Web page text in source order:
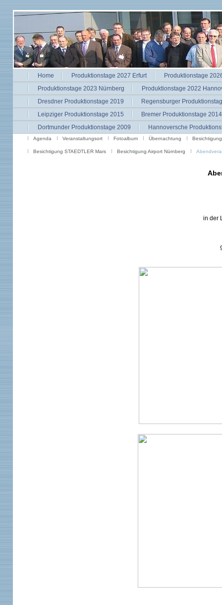
Home Produktionstage 2027 Erfurt
Produktionstage
Produktionstage 2023 Nürnberg
Produktionstage 2022
Dresdner Produktionstage 2019
Regensburger
Leipziger Produktionstage 2015
Bremer Produktionstage 2014
Dortmunder Produktionstage 2009
Hannoversche
Agenda Veranstaltungsort Fotoalbum Übernachtung
Besichtigung STAEDTLER Mars Besichtigung Airport Nürnberg
in der